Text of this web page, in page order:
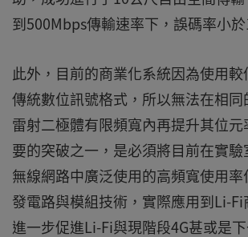
到500Mbps傳輸速率下，誤碼率小於
此外，目前的商業化系統因為使用
傳統數位訊號格式，所以無法在相
雷射二極體有限頻寬內再提升其位
要的突破之一，是必須將目前在實
無線網路中廣泛使用的高頻寬使用
發電路與模組技術，實際應用到Li-
進一步促進Li-Fi與現階段4G甚或是